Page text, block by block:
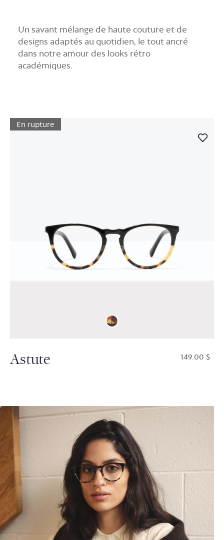
Un savant mélange de haute couture et de
designs adaptés au quotidien, le tout ancré
dans notre amour des looks rétro
académiques.
En rupture
Astute $149.00